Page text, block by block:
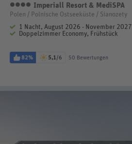
4 Sterne
Imperiall Resort & MediSPA
Polen / Polnische Ostseeküste / Sianozety
1 Nacht, August 2026 - November 2027
Doppelzimmer Economy, Frühstück
82% 5,1/6 50 Bewertungen